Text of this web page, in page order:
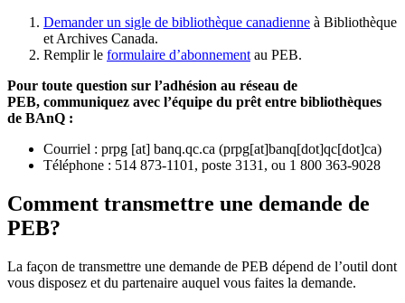
Demander un sigle de bibliothèque canadienne à Bibliothèque
et Archives Canada.
Remplir le formulaire d’abonnement au PEB.
Pour toute question sur l’adhésion au réseau de
PEB, communiquez avec l’équipe du prêt entre bibliothèques
de BAnQ :
Courriel : prpg [at] banq.qc.ca (prpg[at]banq[dot]qc[dot]ca)
Téléphone : 514 873-1101, poste 3131, ou 1 800 363-9028
Comment transmettre une demande de
PEB?
La façon de transmettre une demande de PEB dépend de l’outil dont
vous disposez et du partenaire auquel vous faites la demande.